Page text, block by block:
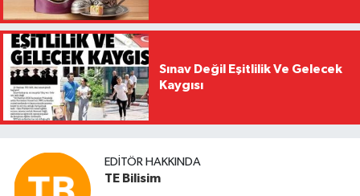
Sınav Değil Eşitlilik Ve Gelecek
Kaygısı
EDITÖR HAKKINDA
TE Bilisim